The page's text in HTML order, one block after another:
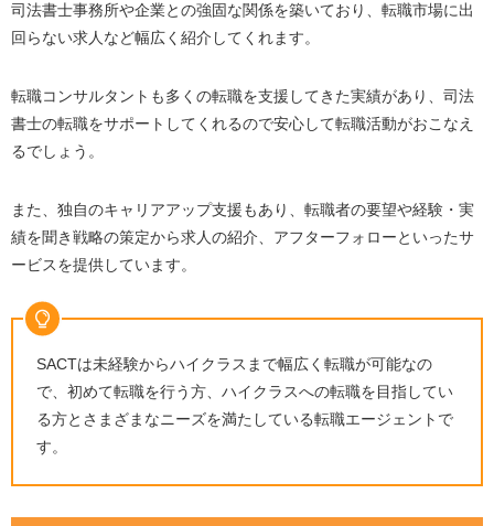
司法書士事務所や企業との強固な関係を築いており、転職市場に出
回らない求人など幅広く紹介してくれます。
転職コンサルタントも多くの転職を支援してきた実績があり、司法
書士の転職をサポートしてくれるので安心して転職活動がおこなえ
るでしょう。
また、独自のキャリアアップ支援もあり、転職者の要望や経験・実
績を聞き戦略の策定から求人の紹介、アフターフォローといったサ
ービスを提供しています。
SACTは未経験からハイクラスまで幅広く転職が可能なの
で、初めて転職を行う方、ハイクラスへの転職を目指してい
る方とさまざまなニーズを満たしている転職エージェントで
す。